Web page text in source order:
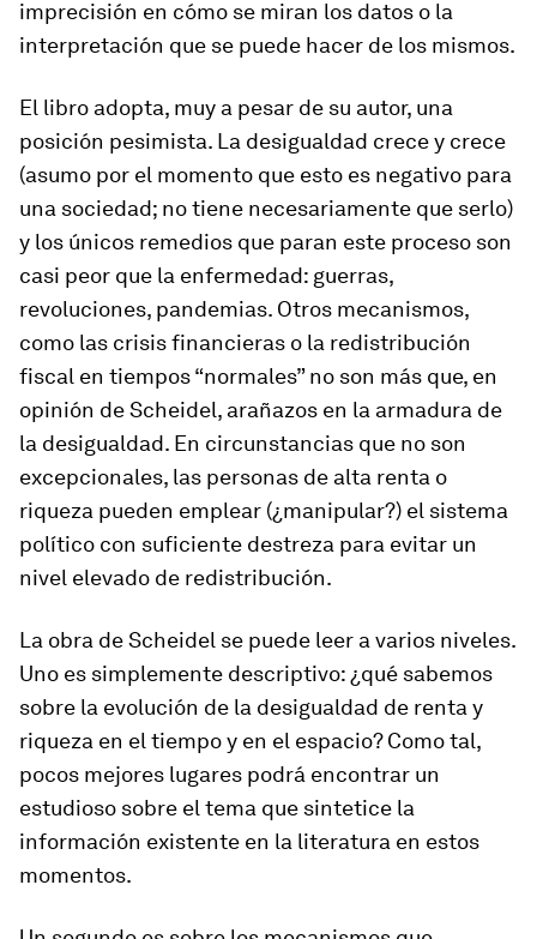
imprecisión en cómo se miran los datos o la
interpretación que se puede hacer de los mismos.
El libro adopta, muy a pesar de su autor, una
posición pesimista. La desigualdad crece y crece
(asumo por el momento que esto es negativo para
una sociedad; no tiene necesariamente que serlo)
y los únicos remedios que paran este proceso son
casi peor que la enfermedad: guerras,
revoluciones, pandemias. Otros mecanismos,
como las crisis financieras o la redistribución
fiscal en tiempos “normales” no son más que, en
opinión de Scheidel, arañazos en la armadura de
la desigualdad. En circunstancias que no son
excepcionales, las personas de alta renta o
riqueza pueden emplear (¿manipular?) el sistema
político con suficiente destreza para evitar un
nivel elevado de redistribución.
La obra de Scheidel se puede leer a varios niveles.
Uno es simplemente descriptivo: ¿qué sabemos
sobre la evolución de la desigualdad de renta y
riqueza en el tiempo y en el espacio? Como tal,
pocos mejores lugares podrá encontrar un
estudioso sobre el tema que sintetice la
información existente en la literatura en estos
momentos.